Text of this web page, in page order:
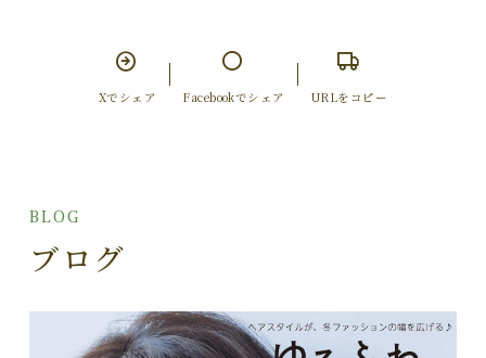
Xでシェア Facebookでシェア URLをコピー
BLOG
ブログ